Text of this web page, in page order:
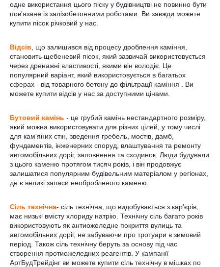
одне використання цього піску у будівництві не повинно бути
пов'язане із залізобетонними роботами. Ви завжди можете
купити пісок річковий у нас.
Відсів, що залишився від процесу дроблення каміння,
становить щебеневий пісок, який зазвичай використовується
через дренажні властивості, якими він володіє. Це
популярний варіант, який використовується в багатьох
сферах - від товарного бетону до фільтрації каміння . Ви
можете купити відсів у нас за доступними цінами.
Бутовий камінь - це грубий камінь нестандартного розміру,
який можна використовувати для різних цілей, у тому числі
для кам'яних стін, зведення гребель, мостів, дамб,
фундаментів, інженерних споруд, влаштування та ремонту
автомобільних доріг, заповнення та сходинок. Люди будували
з цього каменю протягом тисяч років, і він продовжує
залишатися популярним будівельним матеріалом у регіонах,
де є великі запаси необробленого каменю.
Сіль технічна- сіль технічна, що видобувається з кар'єрів,
має низькі вмісту хлориду натрію. Технічну сіль багато років
використовують як антиожеледне покриття вулиць та
автомобільних доріг, не забуваючи про тротуари в зимовий
період. Також сіль технічну беруть за основу під час
створення протиожеледних реагентів. У кампанії
АртБудТрейдінг ви можете купити сіль технічну в мішках по